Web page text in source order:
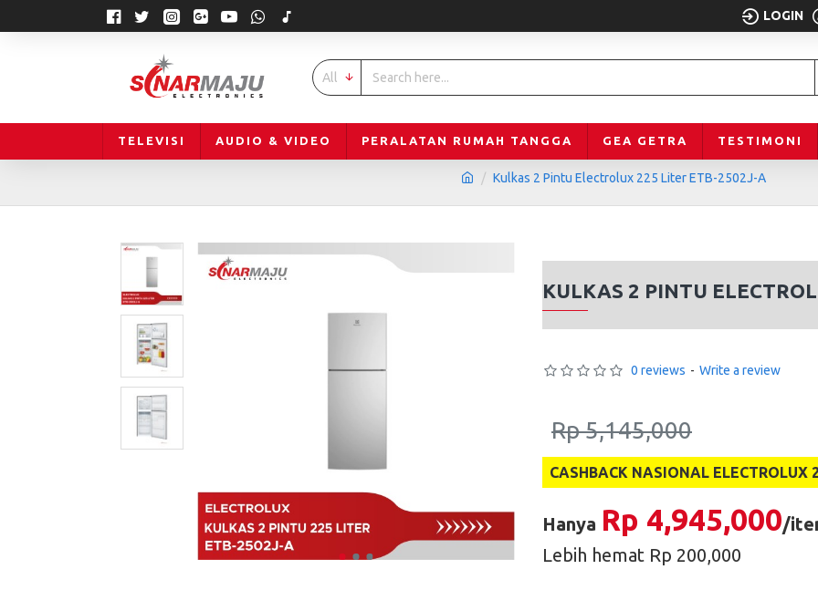
LOGIN
All
TELEVISI AUDIO & VIDEO PERALATAN RUMAH TANGGA GEA GETRA TESTIMONI
Kulkas 2 Pintu Electrolux 225 Liter ETB-2502J-A
KULKAS 2 PINTU
0 reviews - Write a review
Rp 5,145,000
CASHBACK NASIONAL ELECTROLUX
Hanya Rp 4,945,000/
Lebih hemat Rp 200,000